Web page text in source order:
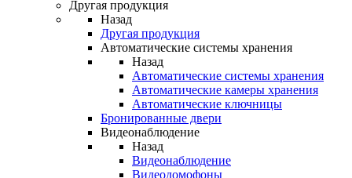
Другая продукция
Назад
Другая продукция
Автоматические системы хранения
Назад
Автоматические системы хранения
Автоматические камеры хранения
Автоматические ключницы
Бронированные двери
Видеонаблюдение
Назад
Видеонаблюдение
Видеодомофоны